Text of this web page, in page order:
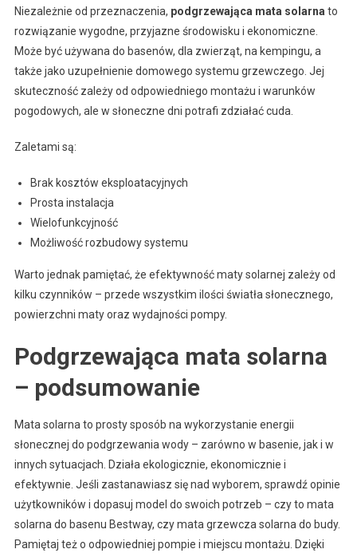
Niezależnie od przeznaczenia, podgrzewająca mata solarnato
rozwiązanie wygodne, przyjazne środowisku i ekonomiczne.
Może być używana do basenów, dla zwierząt, na kempingu, a
także jako uzupełnienie domowego systemu grzewczego. Jej
skuteczność zależy od odpowiedniego montażu i warunków
pogodowych, ale w słoneczne dni potrafi zdziałać cuda.
Zaletami są:
Brak kosztów eksploatacyjnych
Prosta instalacja
Wielofunkcyjność
Możliwość rozbudowy systemu
Warto jednak pamiętać, że efektywność maty solarnej zależy od
kilku czynników – przede wszystkim ilości światła słonecznego,
powierzchni maty oraz wydajności pompy.
Podgrzewająca mata solarna
– podsumowanie
Mata solarna to prosty sposób na wykorzystanie energii
słonecznej do podgrzewania wody – zarówno w basenie, jak i w
innych sytuacjach. Działa ekologicznie, ekonomicznie i
efektywnie. Jeśli zastanawiasz się nad wyborem, sprawdź opinie
użytkowników i dopasuj model do swoich potrzeb – czy to mata
solarna do basenu Bestway, czy mata grzewcza solarna do budy.
Pamiętaj też o odpowiedniej pompie i miejscu montażu. Dzięki